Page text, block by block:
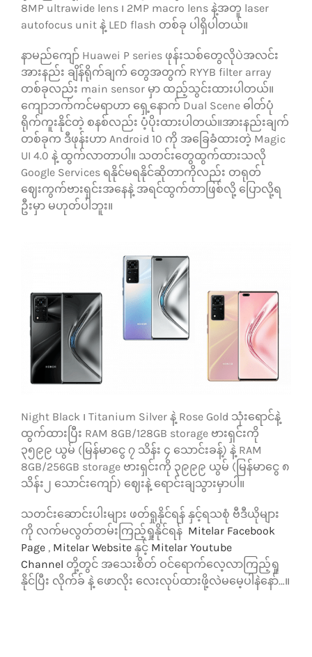
8MP ultrawide lens ၊ 2MP macro lens နဲ့အတူ laser
autofocus unit နဲ့ LED flash တစ်ခု ပါရှိပါတယ်။
နာမည်ကျော် Huawei P series ဖုန်းသစ်တွေလိုပဲအလင်း
အားနည်း ချိန်ရိုက်ချက် တွေအတွက် RYYB filter array
တစ်ခုလည်း main sensor မှာ ထည့်သွင်းထားပါတယ်။
ကျောဘက်ကင်မရာဟာ ရှေ့နောက် Dual Scene ဓါတ်ပုံ
ရိုက်ကူးနိုင်တဲ့ စနစ်လည်း ပံ့ပိုးထားပါတယ်။အားနည်းချက်
တစ်ခုက ဒီဖုန်းဟာ Android 10 ကို အခြေခံထားတဲ့ Magic
UI 4.0 နဲ့ ထွက်လာတာပါ။ သတင်းတွေထွက်ထားသလို
Google Services ရနိုင်မရနိုင်ဆိုတာကိုလည်း တရုတ်
ဈေးကွက်ဗားရှင်းအနေနဲ့ အရင်ထွက်တာဖြစ်လို့ ပြောလို့ရ
ဦးမှာ မဟုတ်ပါဘူး။
Night Black ၊ Titanium Silver နဲ့ Rose Gold သုံးရောင်နဲ့
ထွက်ထားပြီး RAM 8GB/128GB storage ဗားရှင်းကို
၃၅၉၉ ယွမ် (မြန်မာငွေ ၇ သိန်း ၄ သောင်းခန့်) နဲ့ RAM
8GB/256GB storage ဗားရှင်းကို ၃၉၉၉ ယွမ် (မြန်မာငွေ ၈
သိန်း၂ သောင်းကျော်) ဈေးနဲ့ ရောင်းချသွားမှာပါ။
သတင်းဆောင်းပါးများ ဖတ်ရှုနိုင်ရန် နှင့်ရသစုံ ဗီဒီယိုများ
ကို လက်မလွတ်တမ်းကြည့်ရှုနိုင်ရန်Mitelar Facebook
Page, Mitelar Websiteနှင့် Mitelar Youtube
Channel တို့တွင် အသေးစိတ် ဝင်ရောက်လေ့လာကြည့်ရှု
နိုင်ပြီး လိုက်ခ် နဲ့ ဖောလိုး လေးလုပ်ထားဖို့လဲမမေ့ပါနဲနော်…။